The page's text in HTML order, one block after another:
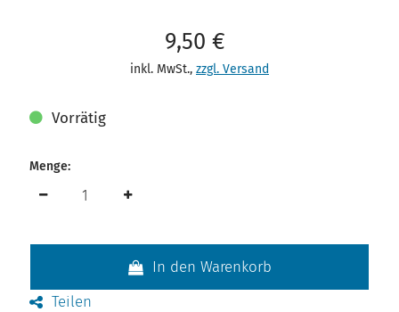
Verkaufspreis: 9,50 €
9,50 €
inkl. MwSt., zzgl. Versand
Vorrätig
Menge:
In den Warenkorb
Teilen